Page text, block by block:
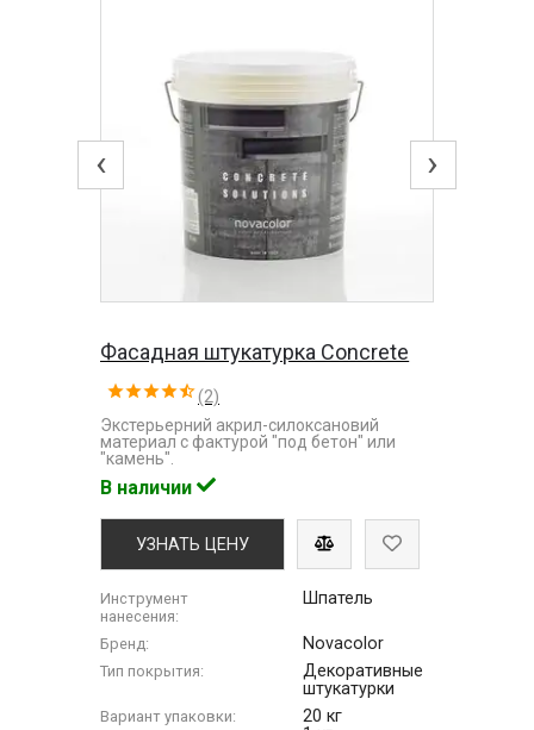
‹ ›
Фасадная штукатурка Concrete
(2)
Экстерьерний акрил-силоксановий
материал с фактурой "под бетон" или
"камень".
В наличии
УЗНАТЬ ЦЕНУ
Инструмент
нанесения:
Шпатель
Бренд: Novacolor
Тип покрытия:
Декоративные
штукатурки
Вариант упаковки:
20 кг